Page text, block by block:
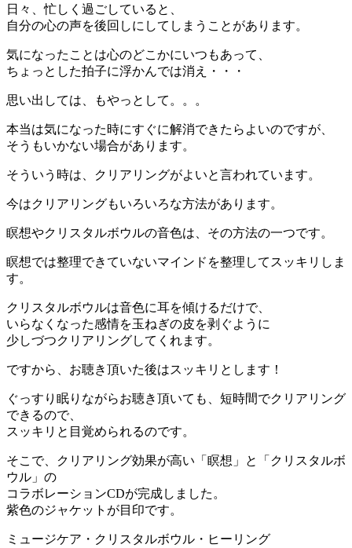
日々、忙しく過ごしていると、
自分の心の声を後回しにしてしまうことがあります。
気になったことは心のどこかにいつもあって、
ちょっとした拍子に浮かんでは消え・・・
思い出しては、もやっとして。。。
本当は気になった時にすぐに解消できたらよいのですが、
そうもいかない場合があります。
そういう時は、クリアリングがよいと言われています。
今はクリアリングもいろいろな方法があります。
瞑想やクリスタルボウルの音色は、その方法の一つです。
瞑想では整理できていないマインドを整理してスッキリしま
す。
クリスタルボウルは音色に耳を傾けるだけで、
いらなくなった感情を玉ねぎの皮を剥ぐように
少しづつクリアリングしてくれます。
ですから、お聴き頂いた後はスッキリとします！
ぐっすり眠りながらお聴き頂いても、短時間でクリアリング
できるので、
スッキリと目覚められるのです。
そこで、クリアリング効果が高い「瞑想」と「クリスタルボ
ウル」の
コラボレーションCDが完成しました。
紫色のジャケットが目印です。
ミュージケア・クリスタルボウル・ヒーリング